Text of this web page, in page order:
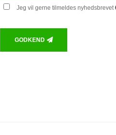
Jeg vil gerne tilmeldes nyhedsbrevet
GODKEND